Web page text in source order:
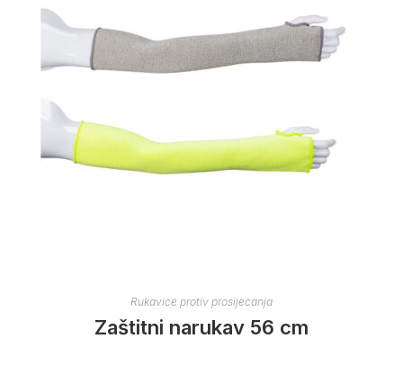
Rukavice protiv prosijecanja
Zaštitni narukav 56 cm